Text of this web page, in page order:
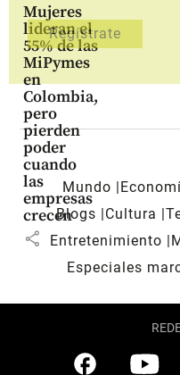
Mujeres
lideran el
55% de las
MiPymes
en
Colombia,
pero
pierden
poder
cuando
las
empresas
crecen
share
Mundo
Blogs
Cultura
Entretenimiento
Especiales